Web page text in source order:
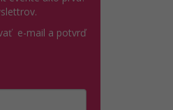
e-mail a potvrď